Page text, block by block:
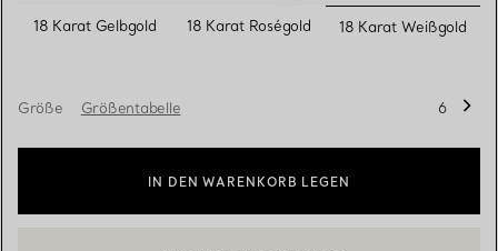
18 Karat Gelbgold 18 Karat Roségold 18 Karat Weißgold
Größe Größentabelle 6
IN DEN WARENKORB LEGEN